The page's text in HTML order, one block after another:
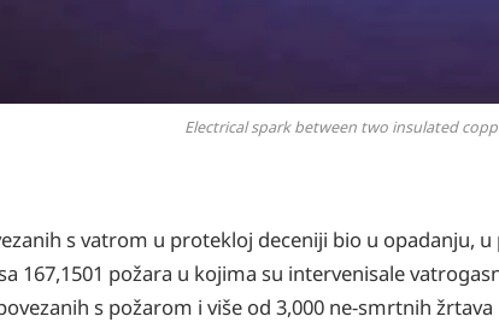
Electrical spark between two insulated
s vatrom u protekloj deceniji bio u opadanju,
167,1501 požara u kojima su intervenisale
s požarom i više od 3,000 ne-smrtnih